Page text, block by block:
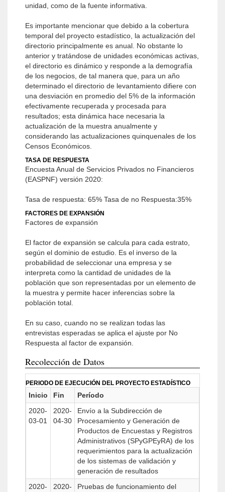
unidad, como de la fuente informativa.
Es importante mencionar que debido a la cobertura
temporal del proyecto estadístico, la actualización del
directorio principalmente es anual. No obstante lo
anterior y tratándose de unidades económicas activas,
el directorio es dinámico y responde a la demografía
de los negocios, de tal manera que, para un año
determinado el directorio de levantamiento difiere con
una desviación en promedio del 5% de la información
efectivamente recuperada y procesada para
resultados; esta dinámica hace necesaria la
actualización de la muestra anualmente y
considerando las actualizaciones quinquenales de los
Censos Económicos.
TASA DE RESPUESTA
Encuesta Anual de Servicios Privados no Financieros
(EASPNF) versión 2020:
Tasa de respuesta: 65% Tasa de no Respuesta:35%
FACTORES DE EXPANSIÓN
Factores de expansión
El factor de expansión se calcula para cada estrato,
según el dominio de estudio. Es el inverso de la
probabilidad de seleccionar una empresa y se
interpreta como la cantidad de unidades de la
población que son representadas por un elemento de
la muestra y permite hacer inferencias sobre la
población total.
En su caso, cuando no se realizan todas las
entrevistas esperadas se aplica el ajuste por No
Respuesta al factor de expansión.
Recolección de Datos
PERIODO DE EJECUCIÓN DEL PROYECTO ESTADÍSTICO
Inicio Fin
Período
2020-
03-01
2020-
04-30
Envío a la Subdirección de
Procesamiento y Generación de
Productos de Encuestas y Registros
Administrativos (SPyGPEyRA) de los
requerimientos para la actualización
de los sistemas de validación y
generación de resultados
2020-
2020-
Pruebas de funcionamiento del